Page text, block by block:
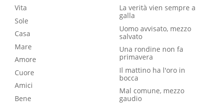
Vita
Sole
Casa
Mare
Amore
Cuore
Amici
Bene
La verità vien sempre a
galla
Uomo avvisato, mezzo
salvato
Una rondine non fa
primavera
Il mattino ha l'oro in
bocca
Mal comune, mezzo
gaudio